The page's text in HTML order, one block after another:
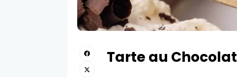
Tarte au Chocolat